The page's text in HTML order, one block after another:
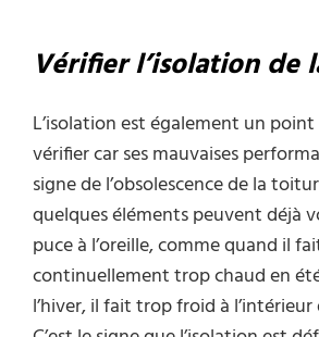
Vérifier l’isolation de
L’isolation est également un
vérifier car ses mauvaises
signe de l’obsolescence de la
quelques éléments peuvent déjà
puce à l’oreille, comme quand il
continuellement trop chaud en
l’hiver, il fait trop froid à l’intérieur